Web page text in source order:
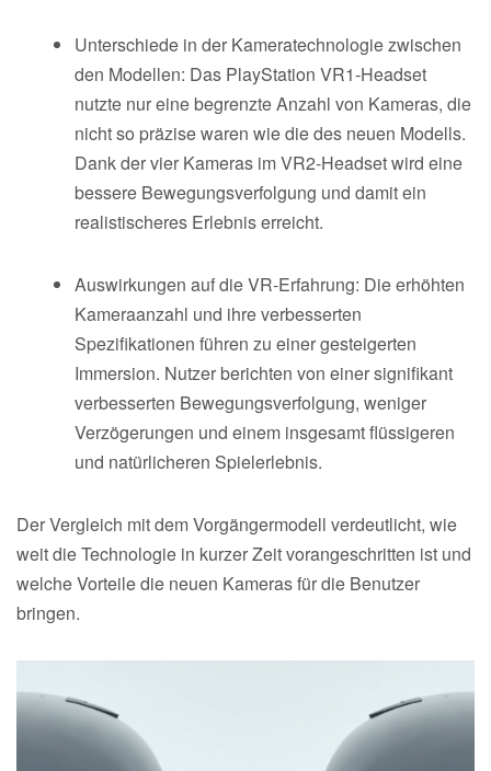
Unterschiede in der Kameratechnologie zwischen
den Modellen: Das PlayStation VR1-Headset
nutzte nur eine begrenzte Anzahl von Kameras, die
nicht so präzise waren wie die des neuen Modells.
Dank der vier Kameras im VR2-Headset wird eine
bessere Bewegungsverfolgung und damit ein
realistischeres Erlebnis erreicht.
Auswirkungen auf die VR-Erfahrung: Die erhöhten
Kameraanzahl und ihre verbesserten
Spezifikationen führen zu einer gesteigerten
Immersion. Nutzer berichten von einer signifikant
verbesserten Bewegungsverfolgung, weniger
Verzögerungen und einem insgesamt flüssigeren
und natürlicheren Spielerlebnis.
Der Vergleich mit dem Vorgängermodell verdeutlicht, wie
weit die Technologie in kurzer Zeit vorangeschritten ist und
welche Vorteile die neuen Kameras für die Benutzer
bringen.